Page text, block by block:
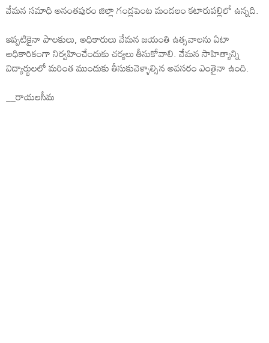
వేమన సమాధి అనంతపురం జిల్లా గండ్లపెంట మండలం కటారుపల్లిలో ఉన్నది.
ఇప్పటికైనా పాలకులు, అధికారులు వేమన జయంతి ఉత్సవాలను ఏటా
అధికారికంగా నిర్వహించేందుకు చర్యలు తీసుకోవాలి. వేమన సాహిత్యాన్ని
విద్యార్థులలో మరింత ముందుకు తీసుకువెళ్ళాల్సిన అవసరం ఎంతైనా ఉంది.
__రాయలసీమ